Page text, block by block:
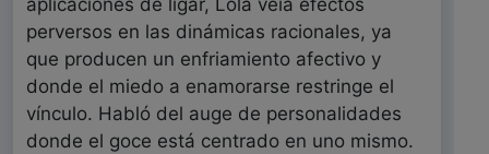
aplicaciones de ligar, Lola veía efectos
perversos en las dinámicas racionales, ya
que producen un enfriamiento afectivo y
donde el miedo a enamorarse restringe el
vínculo. Habló del auge de personalidades
donde el goce está centrado en uno mismo.